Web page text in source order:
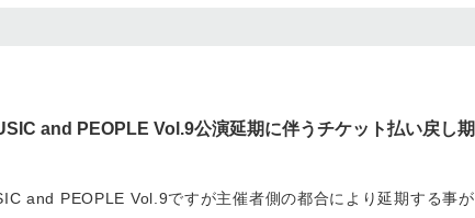
and PEOPLE Vol.9公演延期に伴うチケット払い戻し期
and PEOPLE Vol.9ですが主催者側の都合により延期する事が